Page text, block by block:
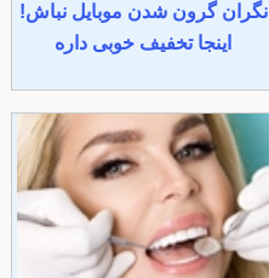
نگران گرون شدن موبایل نباش!
اینجا تخفیف خوبی داره